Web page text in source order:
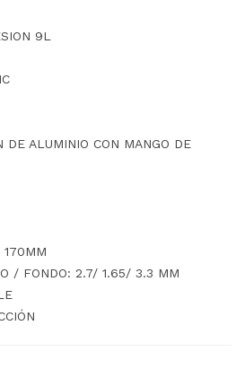
9L
DE ALUMINIO CON MANGO DE
170MM
/ FONDO: 2.7/ 1.65/ 3.3 MM